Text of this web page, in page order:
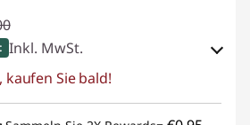
Inkl. MwSt.
:-€ 10,99Sie bald!